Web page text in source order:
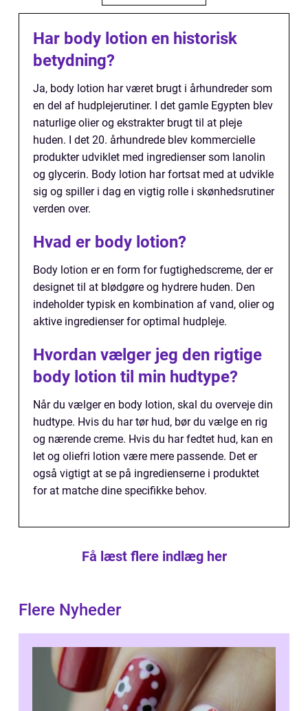
Har body lotion en historisk
betydning?
Ja, body lotion har været brugt i århundreder som
en del af hudplejerutiner. I det gamle Egypten blev
naturlige olier og ekstrakter brugt til at pleje
huden. I det 20. århundrede blev kommercielle
produkter udviklet med ingredienser som lanolin
og glycerin. Body lotion har fortsat med at udvikle
sig og spiller i dag en vigtig rolle i skønhedsrutiner
verden over.
Hvad er body lotion?
Body lotion er en form for fugtighedscreme, der er
designet til at blødgøre og hydrere huden. Den
indeholder typisk en kombination af vand, olier og
aktive ingredienser for optimal hudpleje.
Hvordan vælger jeg den rigtige
body lotion til min hudtype?
Når du vælger en body lotion, skal du overveje din
hudtype. Hvis du har tør hud, bør du vælge en rig
og nærende creme. Hvis du har fedtet hud, kan en
let og oliefri lotion være mere passende. Det er
også vigtigt at se på ingredienserne i produktet
for at matche dine specifikke behov.
Få læst flere indlæg her
Flere Nyheder